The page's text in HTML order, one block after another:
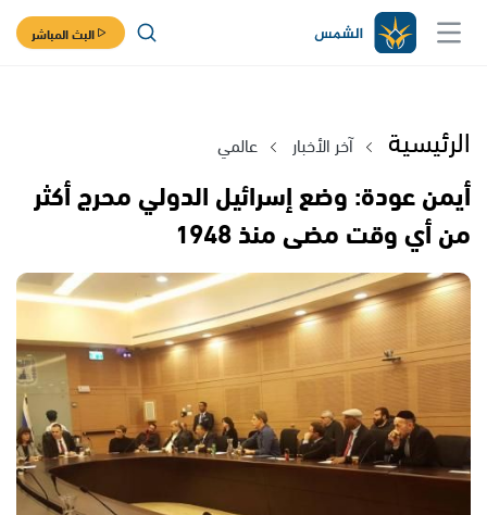
البث المباشر
الرئيسية آخر الأخبار عالمي
أيمن عودة: وضع إسرائيل الدولي محرج أكثر
من أي وقت مضى منذ 1948